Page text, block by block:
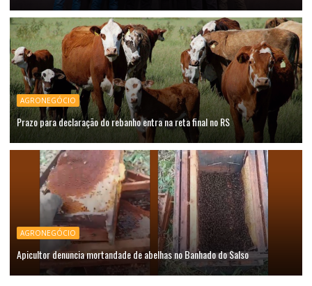
AGRONEGÓCIO
Prazo para declaração do rebanho entra na reta final no RS
AGRONEGÓCIO
Apicultor denuncia mortandade de abelhas no Banhado do Salso